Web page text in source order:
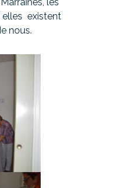
elles existent
nous.